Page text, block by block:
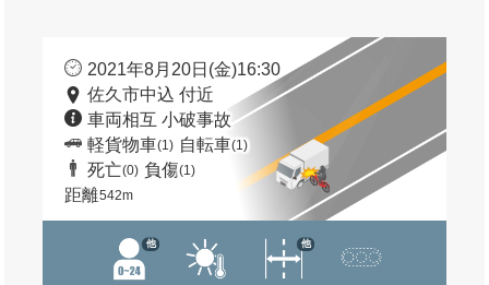
2021年8月20日(金)16:30
佐久市中込 付近
車両相互 小破事故
軽貨物車(1) 自転車(1)
死亡(0) 負傷(1)
距離542m
他 他